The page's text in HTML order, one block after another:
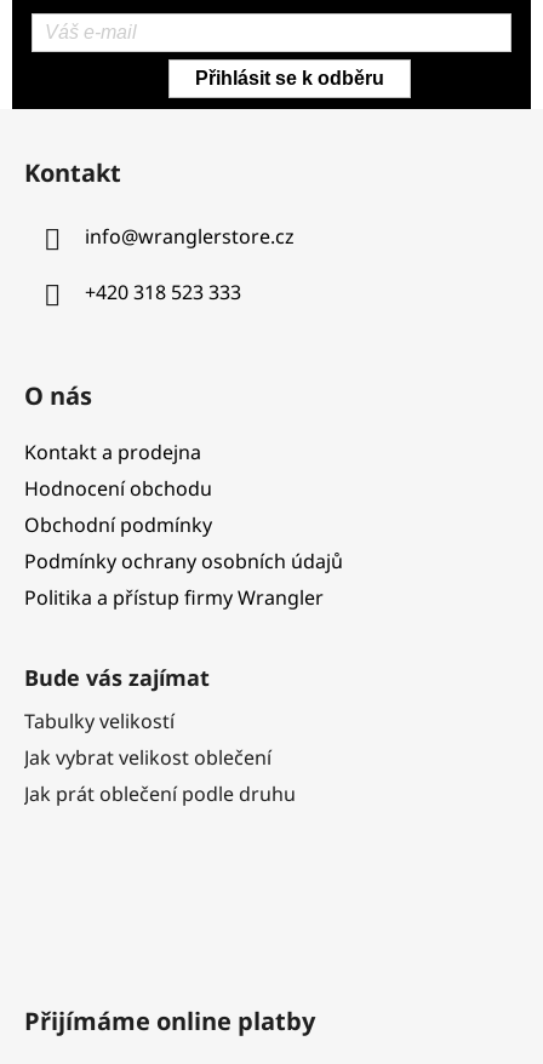
Přihlásit se k odběru
Z
Kontakt
info@wranglerstore.cz
+420 318 523 333
O nás
Kontakt a prodejna
Hodnocení obchodu
Obchodní podmínky
Podmínky ochrany osobních údajů
Politika a přístup firmy Wrangler
Bude vás zajímat
Tabulky velikostí
Jak vybrat velikost oblečení
Jak prát oblečení podle druhu
Přijímáme online platby